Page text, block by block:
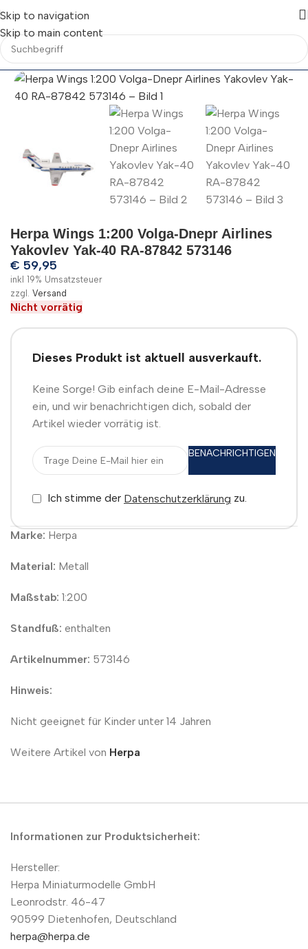
Skip to navigation
Skip to main content
Herpa Wings 1:200 Volga-Dnepr Airlines
Yakovlev Yak-40 RA-87842 573146
€ 59,95
inkl 19% Umsatzsteuer
zzgl. Versand
Nicht vorrätig
Dieses Produkt ist aktuell ausverkauft.
Keine Sorge! Gib einfach deine E-Mail-Adresse
ein, und wir benachrichtigen dich, sobald der
Artikel wieder vorrätig ist.
BENACHRICHTIGEN
Ich stimme der Datenschutzerklärung zu.
Marke: Herpa
Material: Metall
Maßstab: 1:200
Standfuß: enthalten
Artikelnummer: 573146
Hinweis:
Nicht geeignet für Kinder unter 14 Jahren
Weitere Artikel von Herpa
Informationen zur Produktsicherheit:
Hersteller:
Herpa Miniaturmodelle GmbH
Leonrodstr. 46-47
90599 Dietenhofen, Deutschland
herpa@herpa.de